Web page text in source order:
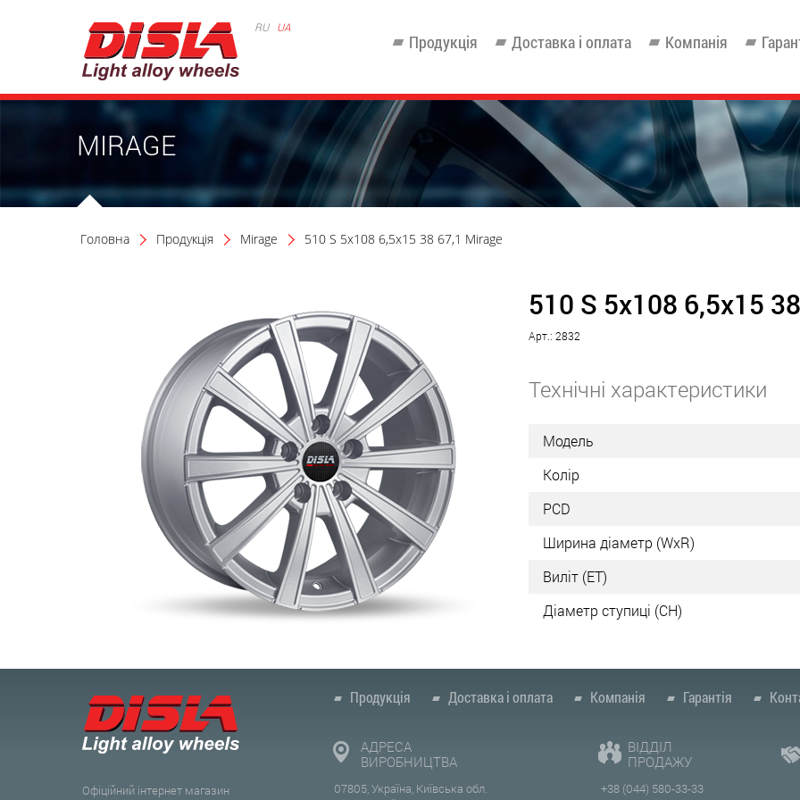
RU UA
Продукція Доставка і оплата Компанія
MIRAGE
Головна Продукція Mirage 510 S 5x108 6,5x15 38 67,1 Mirage
510 S 5x108 6,5x15
Арт.: 2832
Технічні характеристики
Модель
Колір
PCD
Ширина діаметр (WxR)
Виліт (ET)
Діаметр ступиці (СН)
Офіційний інтернет магазин
Продукція Доставка і оплата Компанія Гарантія
АДРЕСА
ВИРОБНИЦТВА
07805, Україна, Київська обл.
ВІДДІЛ
ПРОДАЖУ
+38 (044) 580-33-33